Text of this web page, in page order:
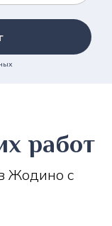
работ
Жодино с